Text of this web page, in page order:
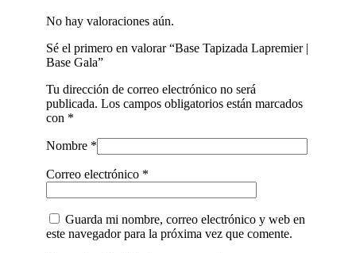
No hay valoraciones aún.
Sé el primero en valorar “Base Tapizada Lapremier |
Base Gala”
Tu dirección de correo electrónico no será
publicada. Los campos obligatorios están marcados
con *
Nombre *
Correo electrónico *
Guarda mi nombre, correo electrónico y web en
este navegador para la próxima vez que comente.